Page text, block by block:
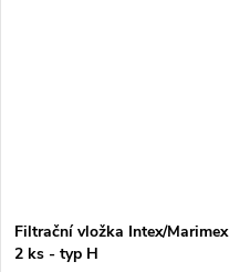
Filtrační vložka Intex/Marimex
2 ks - typ H